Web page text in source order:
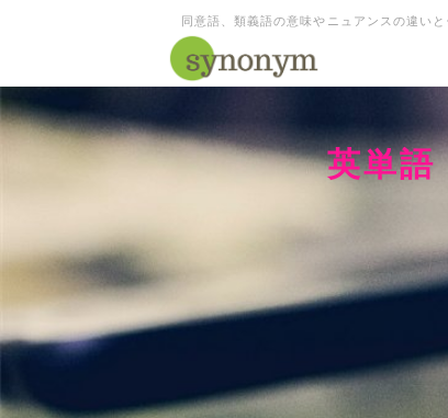
同意語、類義語の意味やニュアンスの違い
英単語